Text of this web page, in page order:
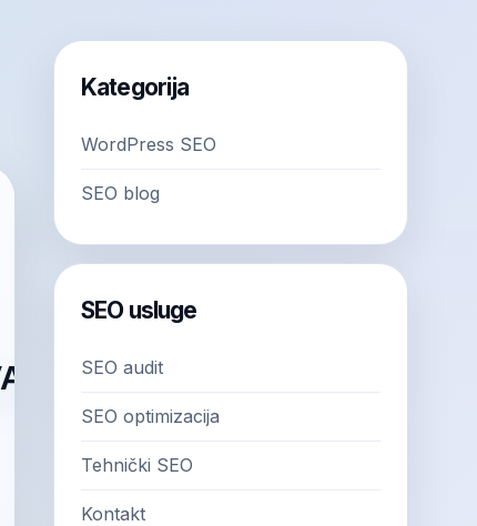
Kategorija
WordPress SEO
SEO blog
SEO usluge
SEO audit
SEO optimizacija
Tehnički SEO
Kontakt